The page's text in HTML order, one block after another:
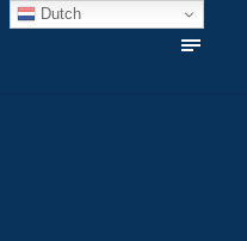
Dutch